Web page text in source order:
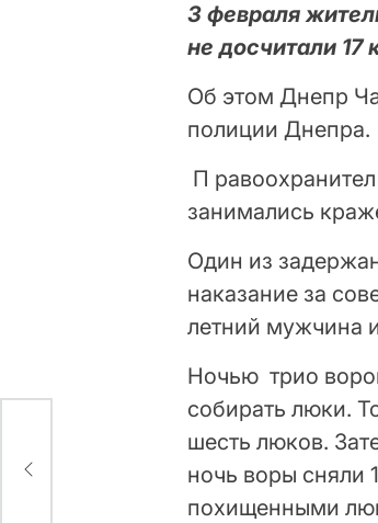
3 февраля
не досчитали
Об этом Днепр
полиции Днепра.
П
занимались
Один из
наказание за
летний мужчина
Ночью трио
собирать люки.
шесть люков.
ночь воры сняли
похищенными